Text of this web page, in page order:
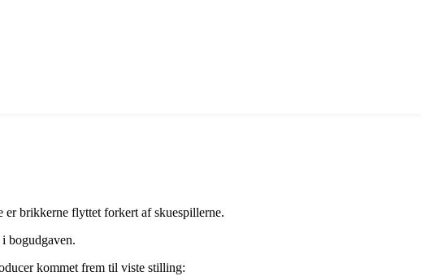
brikkerne flyttet forkert af skuespillerne.
bogudgaven.
kommet frem til viste stilling: